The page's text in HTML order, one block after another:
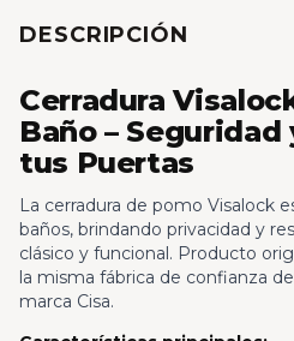
DESCRIPCIÓN
Cerradura
Baño – Seguridad
tus Puertas
La cerradura de pomo Visalock
baños, brindando privacidad y
clásico y funcional. Producto
la misma fábrica de confianza
marca Cisa.